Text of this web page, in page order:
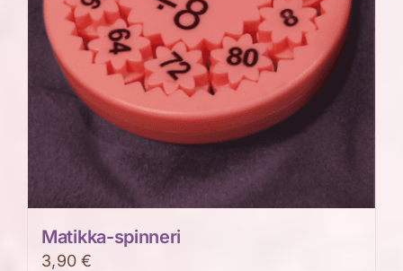
Matikka-spinneri
3,90€